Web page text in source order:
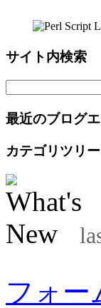
サイト内検索
最近のブログ
カテゴリツリー
フォー